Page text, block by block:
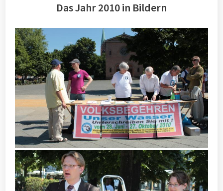
Das Jahr 2010 in Bildern